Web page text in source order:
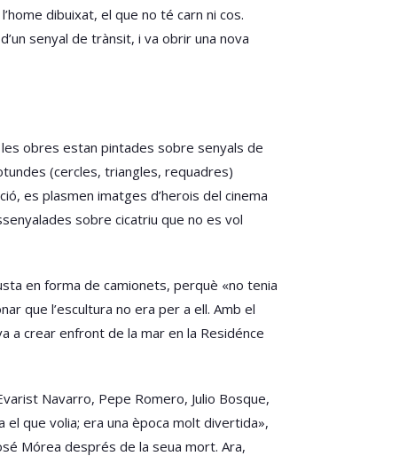
dibuixat, el que no té carn ni cos.
senyal de trànsit, i va obrir una nova
obres estan pintades sobre senyals de
(cercles, triangles, requadres)
es plasmen imatges d’herois del cinema
sobre cicatriu que no es vol
en forma de camionets, perquè «no tenia
que l’escultura no era per a ell. Amb el
a crear enfront de la mar en la Residénce
Navarro, Pepe Romero, Julio Bosque,
el que volia; era una època molt divertida»,
Mórea després de la seua mort. Ara,